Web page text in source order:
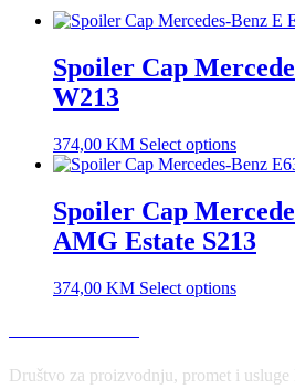
Spoiler Cap
W213
374,00 KM Select options
Spoiler Cap
AMG Estate S213
374,00 KM Select options
Društvo za proizvodnju, promet i usluge